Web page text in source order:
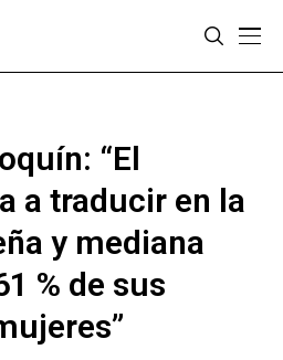
“El
a traducir en la
y mediana
% de sus